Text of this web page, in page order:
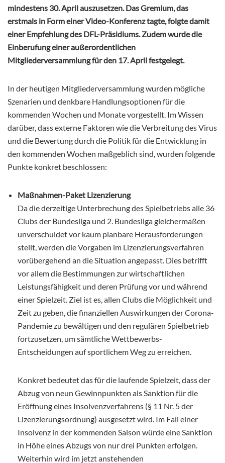
mindestens 30. April auszusetzen. Das Gremium, das
erstmals in Form einer Video-Konferenz tagte, folgte damit
einer Empfehlung des DFL-Präsidiums. Zudem wurde die
Einberufung einer außerordentlichen
Mitgliederversammlung für den 17. April festgelegt.
In der heutigen Mitgliederversammlung wurden mögliche
Szenarien und denkbare Handlungsoptionen für die
kommenden Wochen und Monate vorgestellt. Im Wissen
darüber, dass externe Faktoren wie die Verbreitung des Virus
und die Bewertung durch die Politik für die Entwicklung in
den kommenden Wochen maßgeblich sind, wurden folgende
Punkte konkret beschlossen:
Maßnahmen-Paket Lizenzierung
Da die derzeitige Unterbrechung des Spielbetriebs alle 36
Clubs der Bundesliga und 2. Bundesligagleichermaßen
unverschuldet vor kaum planbare Herausforderungen
stellt, werden die Vorgaben im Lizenzierungsverfahren
vorübergehend an die Situation angepasst. Dies betrifft
vor allem die Bestimmungen zur wirtschaftlichen
Leistungsfähigkeit und deren Prüfung vor und während
einer Spielzeit. Ziel ist es, allen Clubs die Möglichkeit und
Zeit zu geben, die finanziellen Auswirkungen der Corona-
Pandemie zu bewältigen und den regulären Spielbetrieb
fortzusetzen, um sämtliche Wettbewerbs-
Entscheidungen auf sportlichem Weg zu erreichen.
Konkret bedeutet das für die laufende Spielzeit, dass der
Abzug von neun Gewinnpunkten als Sanktion für die
Eröffnung eines Insolvenzverfahrens (§ 11 Nr. 5 der
Lizenzierungsordnung) ausgesetzt wird. Im Fall einer
Insolvenz in der kommenden Saison würde eine Sanktion
in Höhe eines Abzugs von nur drei Punkten erfolgen.
Weiterhin wird im jetzt anstehenden